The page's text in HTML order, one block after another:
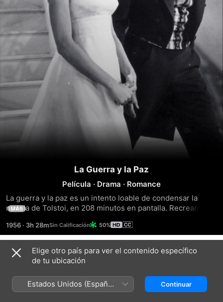
La Guerra y la Paz
Película · Drama · Romance
La guerra y la paz es un intento loable de condensar la
novela de Tolstoi, en 208 minutos en pantalla. Recreando
napoléonica a Rusia en 1812, $6 millones se invirtieron por
los coproductores Carlo Ponti, Dino De Laurentiis y
Paramount Pictures. Algunas de las secuencias
panorámicas de batalla están tan hábilmente manejadas por
ser Technicolor y VistaVision como piétaje de noticiarios de
los hechos reales. El casting es tremendamente
MÁS
1956 · 3h 28m 50%
Tráilers
Elige otro país para ver el contenido específico
de tu ubicación
Estados Unidos (Español
México)
Continuar